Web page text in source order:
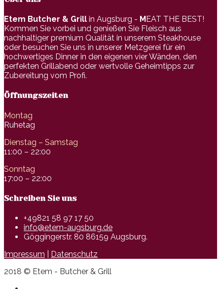
Etem Butcher & Grill in Augsburg - M EAT THE BEST!
Kommen Sie vorbei und genießen Sie Fleisch aus
nachhaltiger premium Qualität in unserem Steakhouse
oder besuchen Sie uns in unserer Metzgerei für ein
hochwertiges Dinner in den eigenen vier Wänden, den
perfekten Grillabend oder wertvolle Geheimtipps zur
Zubereitung vom Profi.
Öffnungszeiten
Montag
Ruhetag
Dienstag – Samstag
11:00 – 22:00
Sonntag
17:00 – 22:00
Schreiben Sie uns
+49821 58 97 17 50
info@etem-augsburg.de
Göggingerstr. 80 86159 Augsburg.
Impressum
Datenschutz
2018 © Etem - Butcher & Grill